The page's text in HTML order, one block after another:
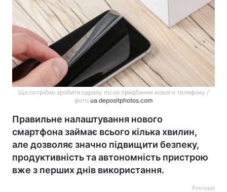
Що потрібно зробити одразу після придбання нового телефону /
фото ua.depositphotos.com
Правильне налаштування нового
смартфона займає всього кілька хвилин,
але дозволяє значно підвищити безпеку,
продуктивність та автономність пристрою
вже з перших днів використання.
Реклама